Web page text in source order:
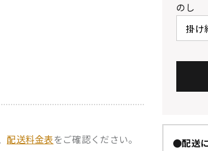
配送料金表をご確認ください。
のし
●配送